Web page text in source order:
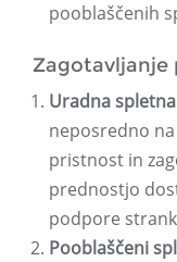
pooblaščenih
Zagotavljanje
Uradna
neposredno
pristnost in
prednostjo
podpore
Pooblaščeni